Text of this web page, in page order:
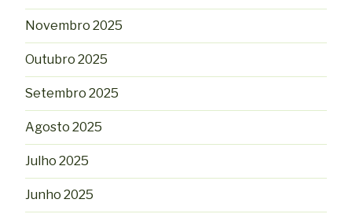
Novembro 2025
Outubro 2025
Setembro 2025
Agosto 2025
Julho 2025
Junho 2025